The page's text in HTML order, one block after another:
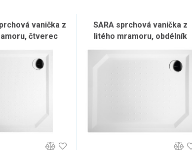
vanička z
čtverec
SARA sprchová vanička z
litého mramoru, obdélník
100x80cm, bílá